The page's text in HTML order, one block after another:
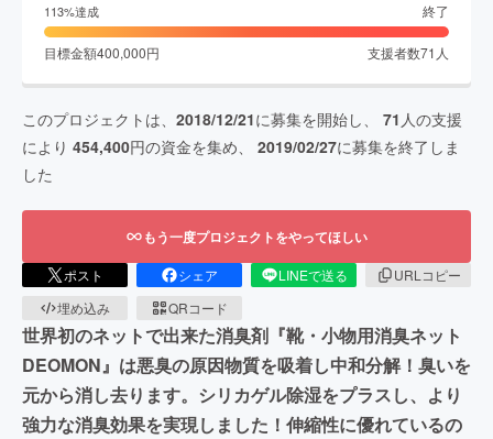
113%達成 終了
目標金額400,000円 支援者数71 人
このプロジェクトは、 2018/12/21に募集を開始し、 71 人の支援
により 454,400円の資金を集め、 2019/02/27に募集を終了しま
した
もう一度プロジェクトをやってほしい
ポスト シェア LINEで送る
URLコピー
埋め込み
QRコード
世界初のネットで出来た消臭剤『靴・小物用消臭ネット
DEOMON』は悪臭の原因物質を吸着し中和分解！臭いを
元から消し去ります。シリカゲル除湿をプラスし、より
強力な消臭効果を実現しました！伸縮性に優れているの